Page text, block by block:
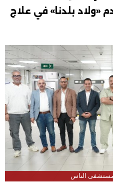
بلدنا» في علاج
الناس